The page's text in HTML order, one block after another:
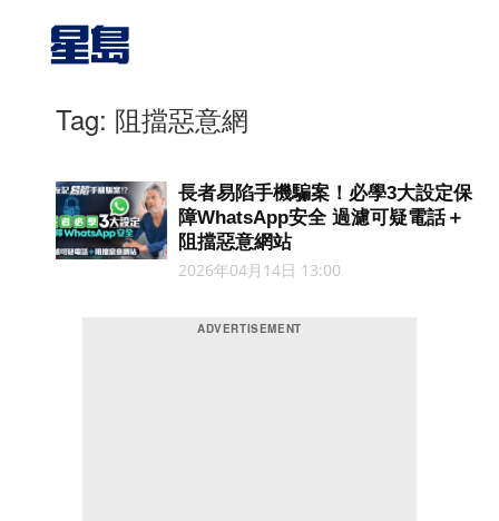
Tag: 阻擋惡意網
長者易陷手機騙案！必學3大設定保
障WhatsApp安全 過濾可疑電話＋
阻擋惡意網站
2026年04月14日 13:00